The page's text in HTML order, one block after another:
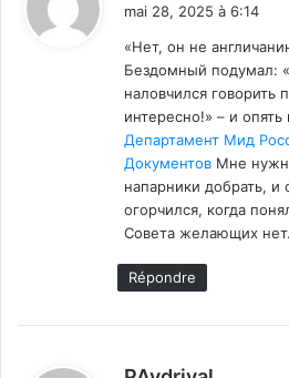
:
mai 28, 2025 à 6:14
«Нет, он не
Бездомный подумал:
наловчился говорить
интересно!» – и опять
Департамент Мид
Документов Мне
напарники добрать,
огорчился, когда
Совета желающих нет.
Répondre